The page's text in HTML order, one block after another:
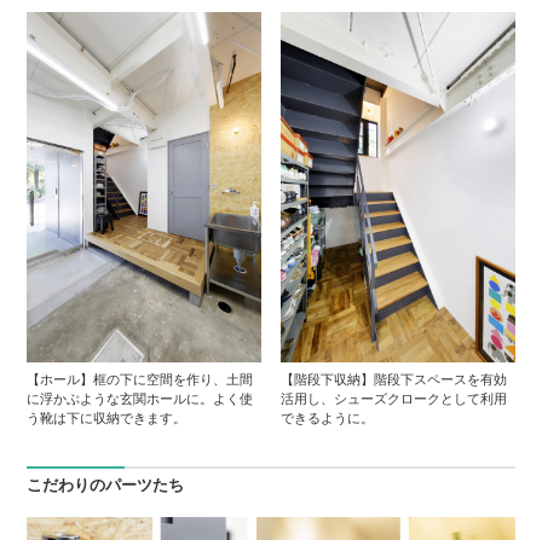
【ホール】框の下に空間を作り、土間
に浮かぶような玄関ホールに。よく使
う靴は下に収納できます。
【階段下収納】階段下スペースを有効
活用し、シューズクロークとして利用
できるように。
こだわりのパーツたち